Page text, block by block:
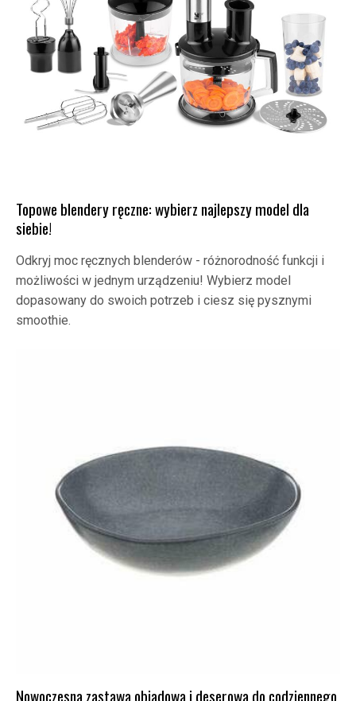
Topowe blendery ręczne: wybierz najlepszy model dla
siebie!
Odkryj moc ręcznych blenderów - różnorodność funkcji i
możliwości w jednym urządzeniu! Wybierz model
dopasowany do swoich potrzeb i ciesz się pysznymi
smoothie.
Nowoczesna zastawa obiadowa i deserowa do codziennego